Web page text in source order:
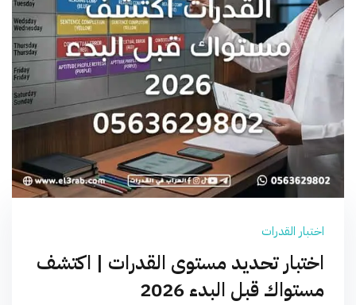
اختبار القدرات
اختبار تحديد مستوى القدرات | اكتشف
مستواك قبل البدء 2026